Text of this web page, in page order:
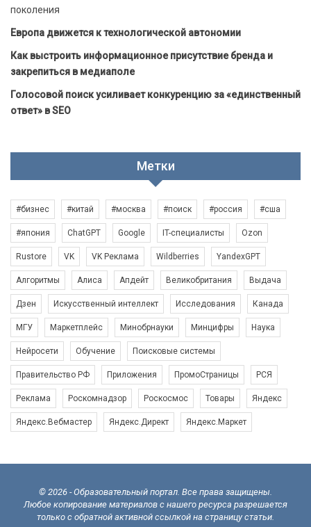
поколения
Европа движется к технологической автономии
Как выстроить информационное присутствие бренда и
закрепиться в медиаполе
Голосовой поиск усиливает конкуренцию за «единственный
ответ» в SEO
Метки
#бизнес #китай #москва #поиск #россия #сша
#япония ChatGPT Google IT-специалисты Ozon
Rustore VK VK Реклама Wildberries YandexGPT
Алгоритмы Алиса Апдейт Великобритания Выдача
Дзен Искусственный интеллект Исследования Канада
МГУ Маркетплейс Минобрнауки Минцифры Наука
Нейросети Обучение Поисковые системы
Правительство РФ Приложения ПромоСтраницы РСЯ
Реклама Роскомнадзор Роскосмос Товары Яндекс
Яндекс.Вебмастер Яндекс.Директ Яндекс.Маркет
© 2026 - Образовательный портал. Все права защищены.
Любое копирование материалов с нашего ресурса разрешается
только с обратной активной ссылкой на страницу статьи.